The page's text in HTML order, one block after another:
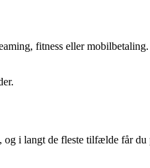
fitness eller
i langt de fleste tilfælde får du